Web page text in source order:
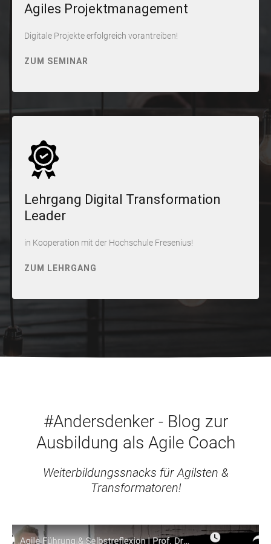
Agiles Projektmanagement
Digitale Projekte erfolgreich vorantreiben!
ZUM SEMINAR
Lehrgang Digital Transformation
Leader
in Kooperation mit der Hochschule Fresenius!
ZUM LEHRGANG
#Andersdenker - Blog zur
Ausbildung als Agile Coach
Weiterbildungssnacks für Agilsten &
Transformatoren!